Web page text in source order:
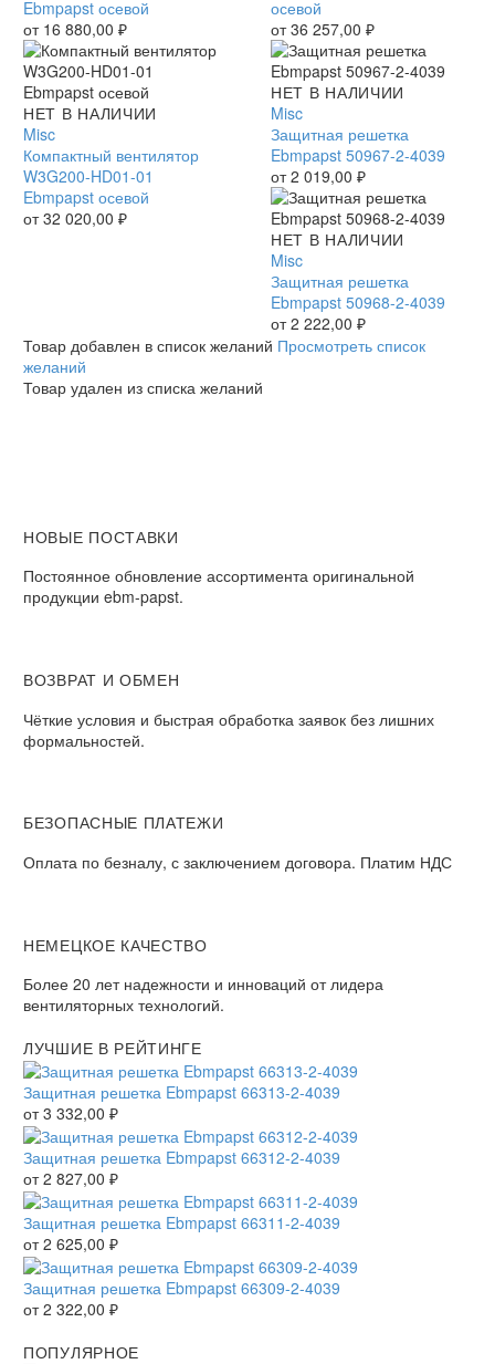
01
Ebmpapst
осевой
Ebmpapst осевой
от 16 880,00 ₽
01
Ebmpapst
осевой
осевой
от36 257,00 ₽
Компактный
вентилятор
W3G200-
HD01-
01
Ebmpapst
НЕТ В НАЛИЧИИ
Misc
Компактный вентилятор
W3G200-HD01-01
Ebmpapst осевой
от32 020,00 ₽
Защитная
решетка
Ebmpapst
50967-
2-
4039
НЕТ В НАЛИЧИИ
Misc
Защитная решетка
Ebmpapst 50967-2-4039
от2 019,00 ₽
Защитная
решетка
Ebmpapst
50968-
2-
4039
НЕТ В НАЛИЧИИ
Misc
Защитная решетка
Ebmpapst 50968-2-4039
от2 222,00 ₽
Товар добавлен в список желаний Просмотреть список
желаний
Товар удален из списка желаний
НОВЫЕ ПОСТАВКИ
Постоянное обновление ассортимента оригинальной
продукции ebm-papst.
ВОЗВРАТ И ОБМЕН
Чёткие условия и быстрая обработка заявок без лишних
формальностей.
БЕЗОПАСНЫЕ ПЛАТЕЖИ
Оплата по безналу, с заключением договора. Платим НДС
НЕМЕЦКОЕ КАЧЕСТВО
Более 20 лет надежности и инноваций от лидера
вентиляторных технологий.
ЛУЧШИЕ В РЕЙТИНГЕ
Защитная решетка Ebmpapst 66313-2-4039
от3 332,00 ₽
Защитная решетка Ebmpapst 66312-2-4039
от2 827,00 ₽
Защитная решетка Ebmpapst 66311-2-4039
от2 625,00 ₽
Защитная решетка Ebmpapst 66309-2-4039
от2 322,00 ₽
ПОПУЛЯРНОЕ